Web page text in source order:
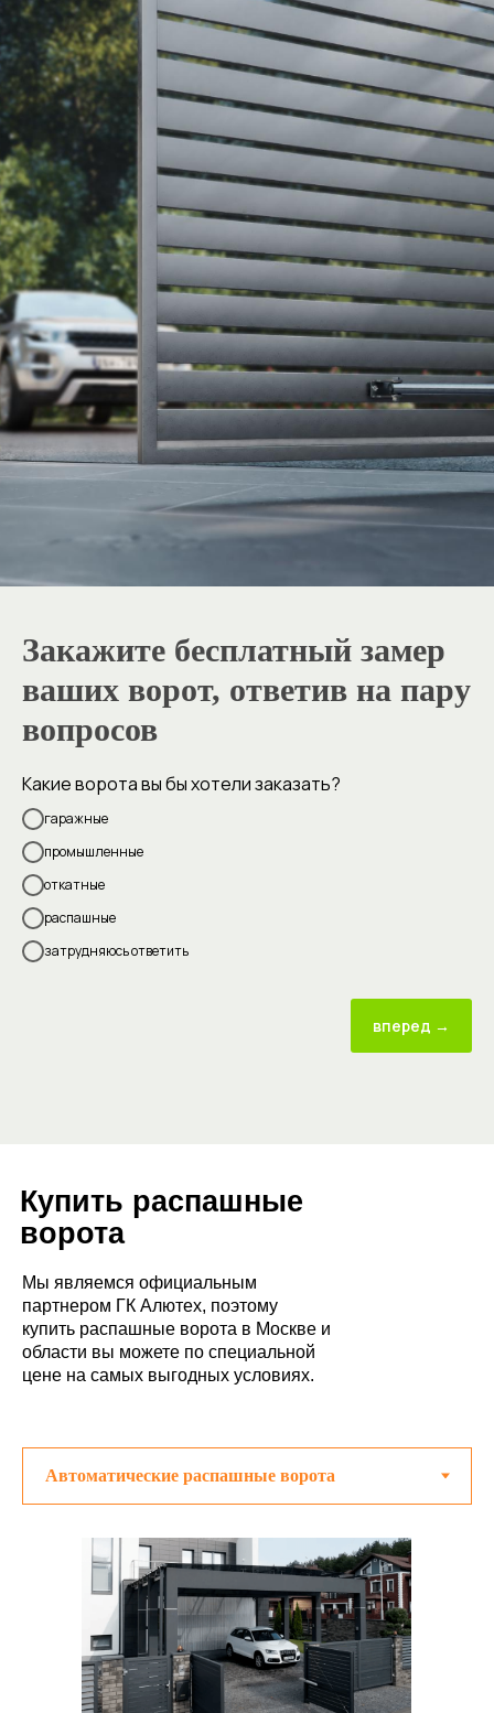
Закажите бесплатный замер
ваших ворот, ответив на пару
вопросов
Какие ворота вы бы хотели заказать?
гаражные
промышленные
откатные
распашные
затрудняюсь ответить
вперед →
Купить распашные
ворота
Мы являемся официальным
партнером ГК Алютех, поэтому
купить распашные ворота в Москве и
области вы можете по специальной
цене на самых выгодных условиях.